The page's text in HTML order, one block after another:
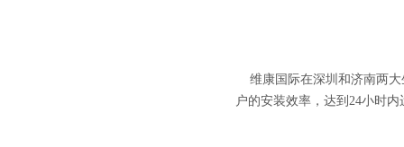
维康国际在深圳和济南两大
户的安装效率，达到24小时